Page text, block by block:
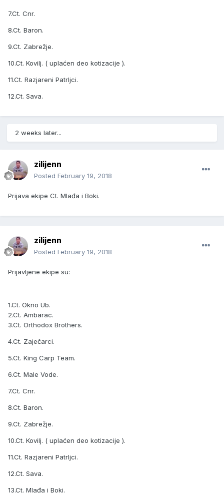
7.Ct. Cnr.
8.Ct. Baron.
9.Ct. Zabrežje.
10.Ct. Kovilj. ( uplaćen deo kotizacije ).
11.Ct. Razjareni Patrljci.
12.Ct. Sava.
2 weeks later...
zilijenn
Posted February 19, 2018
Prijava ekipe Ct. Mlađa i Boki.
zilijenn
Posted February 19, 2018
Prijavljene ekipe su:
1.Ct. Okno Ub.
2.Ct. Ambarac.
3.Ct. Orthodox Brothers.
4.Ct. Zaječarci.
5.Ct. King Carp Team.
6.Ct. Male Vode.
7.Ct. Cnr.
8.Ct. Baron.
9.Ct. Zabrežje.
10.Ct. Kovilj. ( uplaćen deo kotizacije ).
11.Ct. Razjareni Patrljci.
12.Ct. Sava.
13.Ct. Mlađa i Boki.